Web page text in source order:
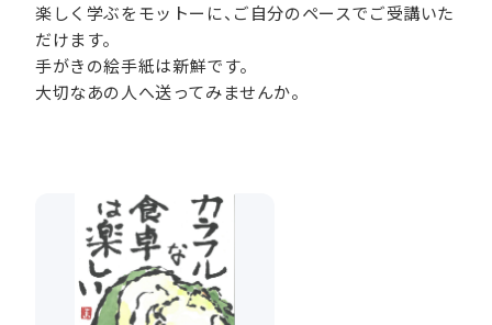
楽しく学ぶをモットーに、ご自分のペースでご受講いた
だけます。
手がきの絵手紙は新鮮です。
大切なあの人へ送ってみませんか。